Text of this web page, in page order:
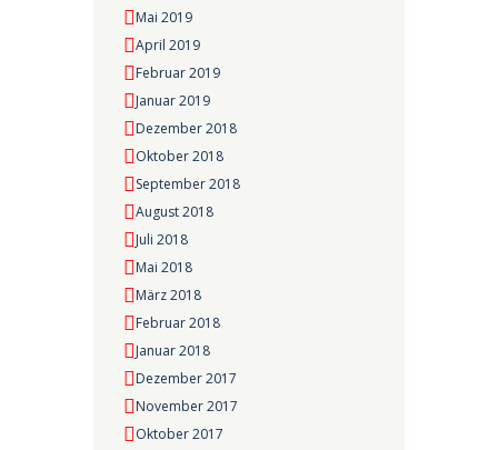
Mai 2019
April 2019
Februar 2019
Januar 2019
Dezember 2018
Oktober 2018
September 2018
August 2018
Juli 2018
Mai 2018
März 2018
Februar 2018
Januar 2018
Dezember 2017
November 2017
Oktober 2017